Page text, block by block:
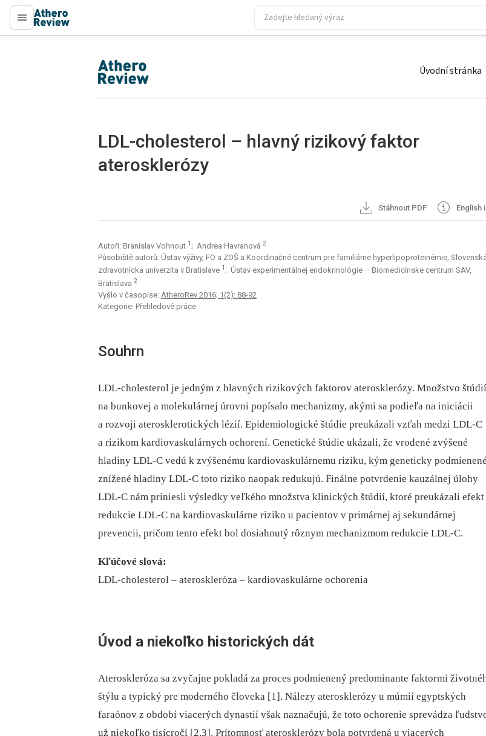
proLékaře.cz
proLékaře.cz Úvodní stránka
LDL-cholesterol – hlavný rizikový faktor
aterosklerózy
Stáhnout PDF English
Autoři: Branislav Vohnout 1 ; Andrea Havranová 2
Působiště autorů: Ústav výživy, FO a ZOŠ a Koordinačné centrum pre familiárne hyperlipoproteinémie, Slovenská
zdravotnícka univerzita v Bratislave 1 ; Ústav experimentálnej endokrinológie – Biomedicínske centrum SAV,
Bratislava 2
Vyšlo v časopise: AtheroRev 2016; 1(2): 88-92
Kategorie: Přehledové práce
Souhrn
LDL-cholesterol je jedným z hlavných rizikových faktorov aterosklerózy. Množstvo štúdií
na bunkovej a molekulárnej úrovni popísalo mechanizmy, akými sa podieľa na iniciácii
a rozvoji aterosklerotických lézií. Epidemiologické štúdie preukázali vzťah medzi LDL-C
a rizikom kardiovaskulárnych ochorení. Genetické štúdie ukázali, že vrodené zvýšené
hladiny LDL-C vedú k zvýšenému kardiovaskulárnemu riziku, kým geneticky podmienené
znížené hladiny LDL-C toto riziko naopak redukujú. Finálne potvrdenie kauzálnej úlohy
LDL-C nám priniesli výsledky veľkého množstva klinických štúdií, ktoré preukázali efekt
redukcie LDL-C na kardiovaskulárne riziko u pacientov v primárnej aj sekundárnej
prevencii, pričom tento efekt bol dosiahnutý rôznym mechanizmom redukcie LDL-C.
Kľúčové slová:
LDL-cholesterol –⁠ ateroskleróza –⁠ kardiovaskulárne ochorenia
Úvod a niekoľko historických dát
Ateroskleróza sa zvyčajne pokladá za proces podmienený predominante faktormi
štýlu a typický pre moderného človeka [1]. Nálezy aterosklerózy u múmií egyptských
faraónov z období viacerých dynastií však naznačujú, že toto ochorenie sprevádza
už niekoľko tisícročí [2,3]. Prítomnosť aterosklerózy bola potvrdená u viacerých